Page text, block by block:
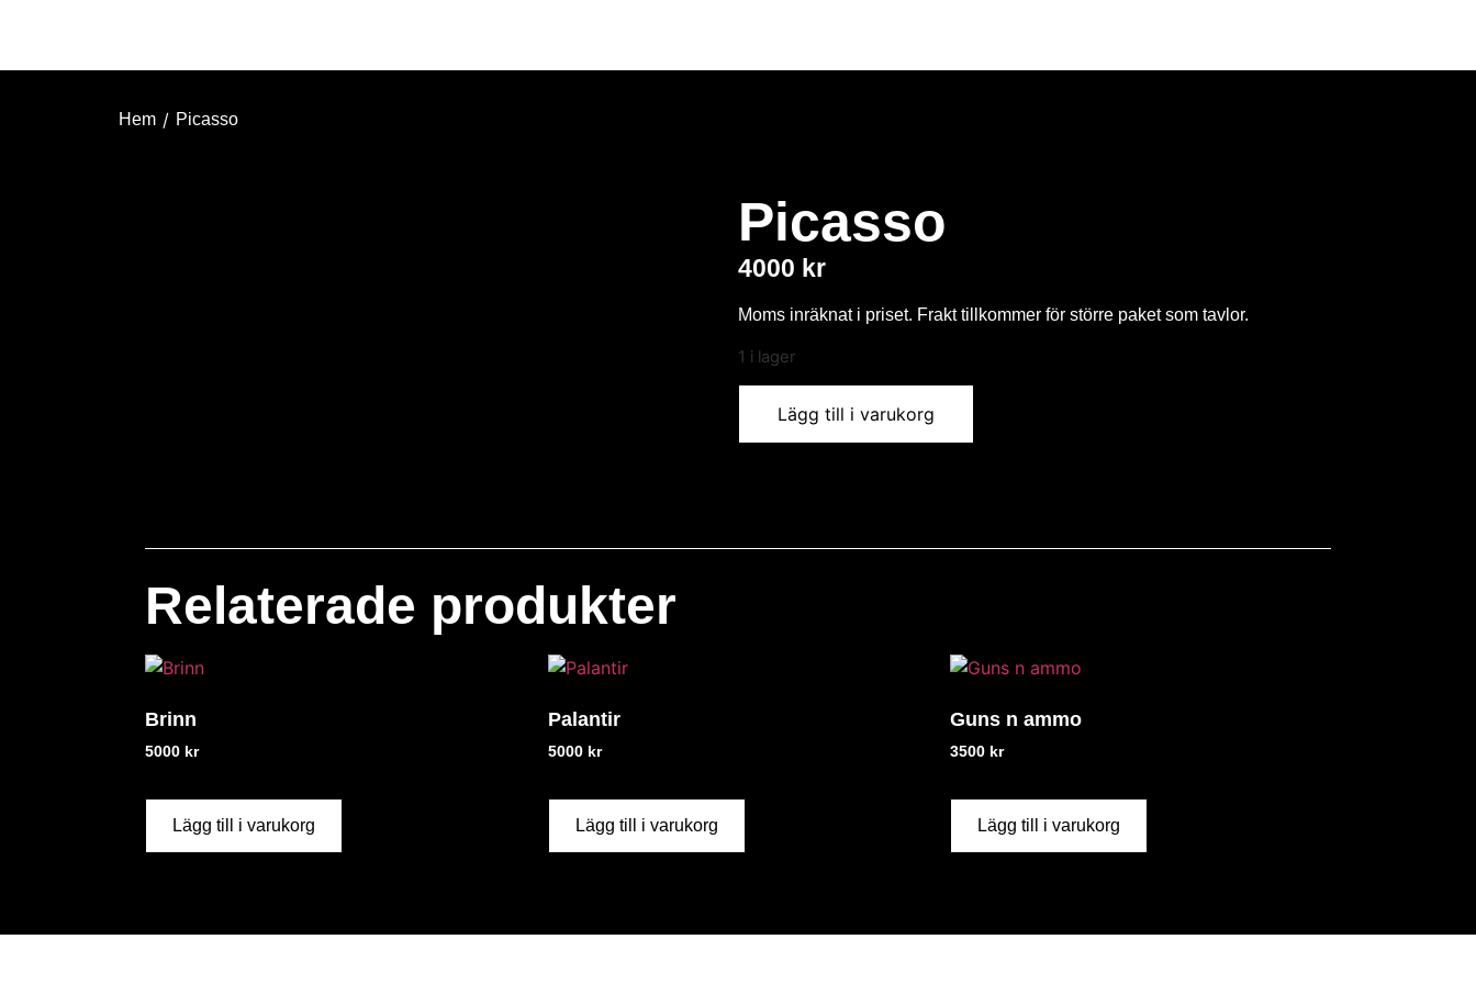
Hem / Picasso
Picasso
4000 kr
Moms inräknat i priset. Frakt tillkommer för större paket som tavlor.
1 i lager
Lägg till i varukorg
Relaterade produkter
Brinn
5000 kr
Lägg till i varukorg
Palantir
5000 kr
Lägg till i varukorg
Guns n ammo
3500 kr
Lägg till i varukorg